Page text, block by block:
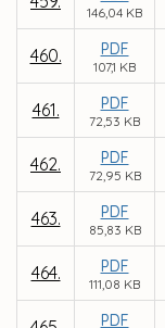
146,04 KB
460. PDF
107,1 KB
461. PDF
72,53 KB
462. PDF
72,95 KB
463. PDF
85,83 KB
464. PDF
111,08 KB
PDF